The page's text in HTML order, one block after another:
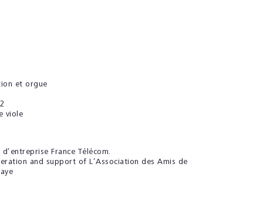
et orgue
viole
France Télécom.
and support of L’Association des Amis de